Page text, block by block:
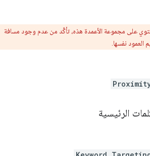
على مجموعة الأعمدة هذه، تأكَّد من عدم وجود مسافة
العمود نفسها.
الرئيسية